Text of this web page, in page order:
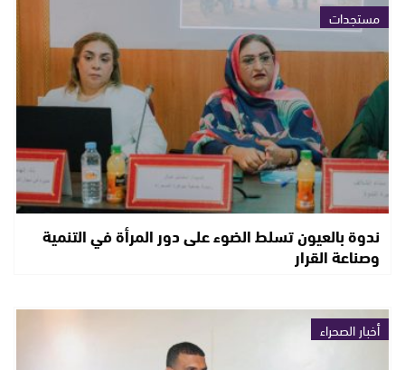
مستجدات
ندوة بالعيون تسلط الضوء على دور المرأة في التنمية
وصناعة القرار
أخبار الصحراء